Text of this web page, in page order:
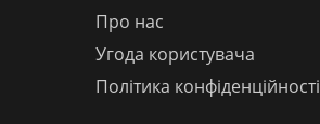
Про нас
Угода користувача
Політика конфіденційності